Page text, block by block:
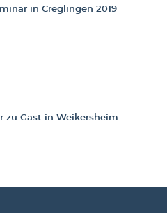
in Creglingen 2019
zu Gast in Weikersheim